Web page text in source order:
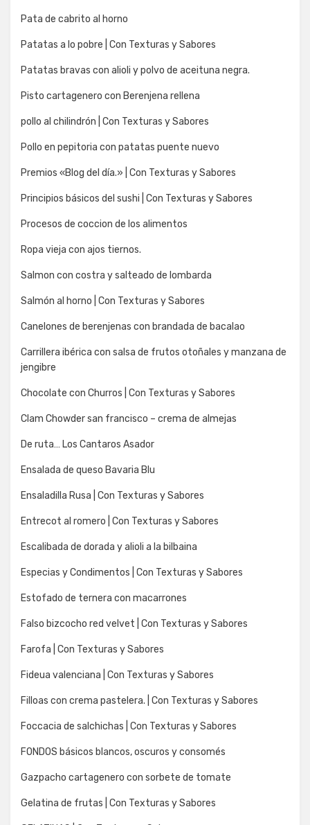
Pata de cabrito al horno
Patatas a lo pobre | Con Texturas y Sabores
Patatas bravas con alioli y polvo de aceituna negra.
Pisto cartagenero con Berenjena rellena
pollo al chilindrón | Con Texturas y Sabores
Pollo en pepitoria con patatas puente nuevo
Premios «Blog del día.» | Con Texturas y Sabores
Principios básicos del sushi | Con Texturas y Sabores
Procesos de coccion de los alimentos
Ropa vieja con ajos tiernos.
Salmon con costra y salteado de lombarda
Salmón al horno | Con Texturas y Sabores
Canelones de berenjenas con brandada de bacalao
Carrillera ibérica con salsa de frutos otoñales y manzana de
jengibre
Chocolate con Churros | Con Texturas y Sabores
Clam Chowder san francisco – crema de almejas
De ruta… Los Cantaros Asador
Ensalada de queso Bavaria Blu
Ensaladilla Rusa | Con Texturas y Sabores
Entrecot al romero | Con Texturas y Sabores
Escalibada de dorada y alioli a la bilbaina
Especias y Condimentos | Con Texturas y Sabores
Estofado de ternera con macarrones
Falso bizcocho red velvet | Con Texturas y Sabores
Farofa | Con Texturas y Sabores
Fideua valenciana | Con Texturas y Sabores
Filloas con crema pastelera. | Con Texturas y Sabores
Foccacia de salchichas | Con Texturas y Sabores
FONDOS básicos blancos, oscuros y consomés
Gazpacho cartagenero con sorbete de tomate
Gelatina de frutas | Con Texturas y Sabores